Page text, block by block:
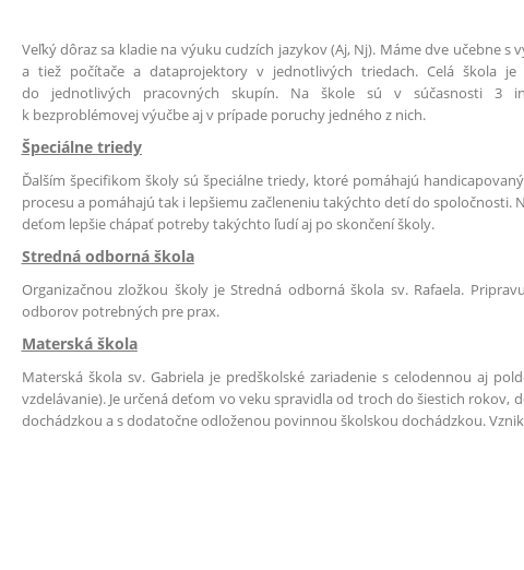
Veľký dôraz sa kladie na výuku cudzích jazykov (Aj, Nj). Máme dve učebne
a tiež počítače a dataprojektory v jednotlivých triedach. Celá škola
do jednotlivých pracovných skupín. Na škole sú v súčasnosti 3
k bezproblémovej výučbe aj v prípade poruchy jedného z nich.
Špeciálne triedy
Ďalším špecifikom školy sú špeciálne triedy, ktoré pomáhajú
procesu a pomáhajú tak i lepšiemu začleneniu takýchto detí do spoločnosti.
deťom lepšie chápať potreby takýchto ľudí aj po skončení školy.
Stredná odborná škola
Organizačnou zložkou školy je Stredná odborná škola sv. Rafaela.
odborov potrebných pre prax.
Materská škola
Materská škola sv. Gabriela je predškolské zariadenie s celodennou aj
vzdelávanie). Je určená deťom vo veku spravidla od troch do šiestich
dochádzkou a s dodatočne odloženou povinnou školskou dochádzkou.